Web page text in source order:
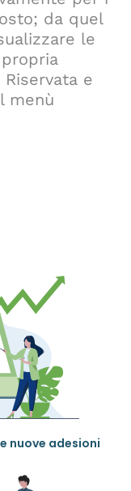
da quel
le
Riservata e
menù
nuove adesioni